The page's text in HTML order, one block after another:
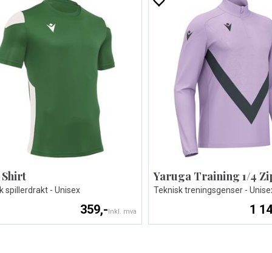
spillerdrakt - Unisex
359,-Inkl. mva
Yaruga Training 1/4
Teknisk treningsgenser -
1